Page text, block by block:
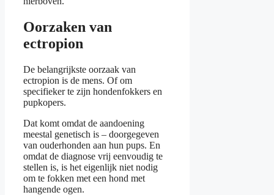
Oorzaken van
ectropion
De belangrijkste oorzaak van
ectropion is de mens. Of om
specifieker te zijn hondenfokkers en
pupkopers.
Dat komt omdat de aandoening
meestal genetisch is – doorgegeven
van ouderhonden aan hun pups. En
omdat de diagnose vrij eenvoudig te
stellen is, is het eigenlijk niet nodig
om te fokken met een hond met
hangende ogen.